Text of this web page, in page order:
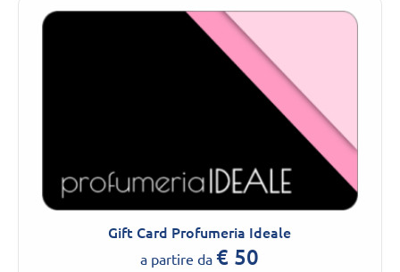
Gift Card Profumeria Ideale
a partire da € 50